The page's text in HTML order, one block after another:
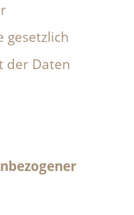
gesetzlich
der Daten